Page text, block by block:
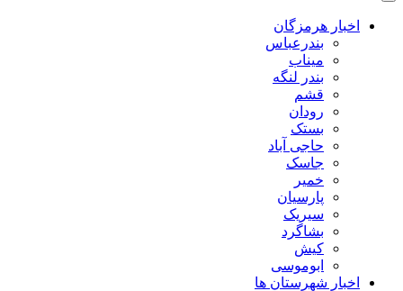
اخبار هرمزگان
بندرعباس
میناب
بندر لنگه
قشم
رودان
بستک
حاجی آباد
جاسک
خمیر
پارسیان
سیریک
بشاگرد
کیش
ابوموسی
اخبار شهرستان ها